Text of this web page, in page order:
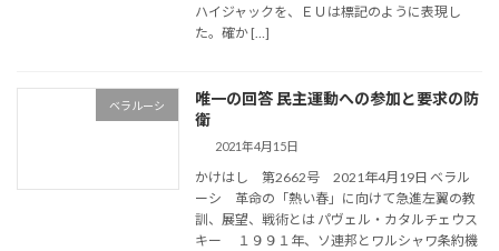
ハイジャックを、ＥＵは標記のように表現し
た。確か […]
ベラルーシ
唯一の回答 民主運動への参加と要求の防
衛
2021年4月15日
かけはし 第2662号 2021年4月19日 ベラル
ーシ 革命の「熱い春」に向けて急進左翼の教
訓、展望、戦術とは パヴェル・カタルチェウス
キー １９９１年、ソ連邦とワルシャワ条約機